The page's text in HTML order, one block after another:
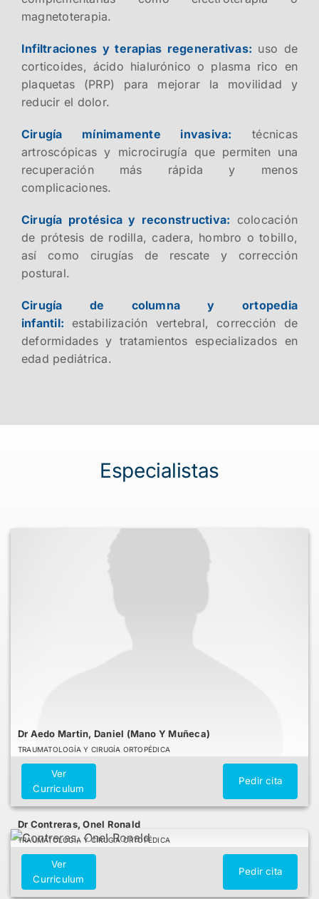
magnetoterapia.
Infiltraciones y terapias regenerativas: uso de
corticoides, ácido hialurónico o plasma rico en
plaquetas (PRP) para mejorar la movilidad y
reducir el dolor.
Cirugía mínimamente invasiva:
técnicas
artroscópicas y microcirugía que permiten una
recuperación más rápida y menos
complicaciones.
Cirugía protésica y reconstructiva: colocación
de prótesis de rodilla, cadera, hombro o tobillo,
así como cirugías de rescate y corrección
postural.
Cirugía de columna y ortopedia
infantil:
estabilización vertebral, corrección de
deformidades y tratamientos especializados en
edad pediátrica.
Especialistas
Dr Aedo Martin, Daniel (Mano Y Muñeca)
TRAUMATOLOGÍA Y CIRUGÍA ORTOPÉDICA
Ver
Curriculum
Pedir cita
Dr Contreras, Onel Ronald
TRAUMATOLOGÍA Y CIRUGÍA ORTOPÉDICA
Ver
Curriculum
Pedir cita